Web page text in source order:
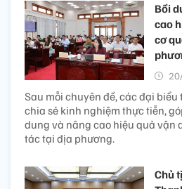
Bồi
cao
cơ
Sau mỗi chuyên đề, các đại
chia sẻ kinh nghiệm thực tiễn,
dung và nâng cao hiệu quả vận
tác tại địa phương.
Chủ